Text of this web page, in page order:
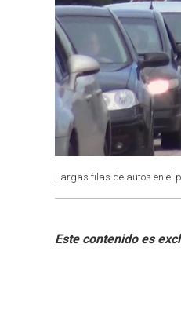
Largas filas de autos en el